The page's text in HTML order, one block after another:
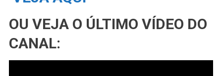
OU VEJA O ÚLTIMO VÍDEO DO
CANAL: